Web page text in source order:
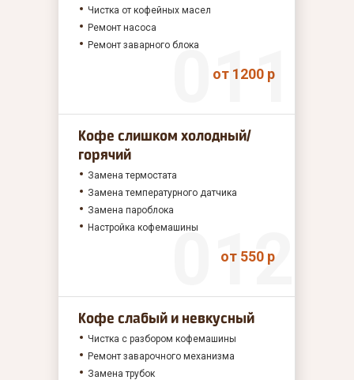
Чистка от кофейных масел
Ремонт насоса
Ремонт заварного блока
от 1200 р
Кофе слишком холодный/
горячий
Замена термостата
Замена температурного датчика
Замена пароблока
Настройка кофемашины
от 550 р
Кофе слабый и невкусный
Чистка с разбором кофемашины
Ремонт заварочного механизма
Замена трубок